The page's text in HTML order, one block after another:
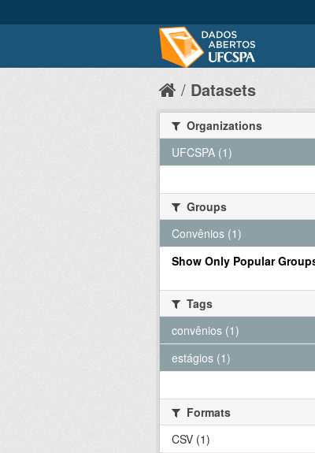
Datasets
Organizations
UFCSPA (1)
Groups
Convênios (1)
Show Only Popular
Tags
convênios (1)
estágios (1)
Formats
CSV (1)